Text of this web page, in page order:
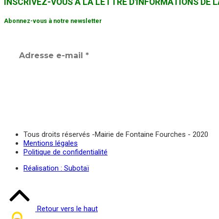
INSCRIVEZ-VOUS À LA LETTRE D'INFORMATIONS DE
Abonnez-vous à notre newsletter
Tous droits réservés -Mairie de Fontaine Fourches - 2020
Mentions légales
Politique de confidentialité
Réalisation : Subotaï
Retour vers le haut